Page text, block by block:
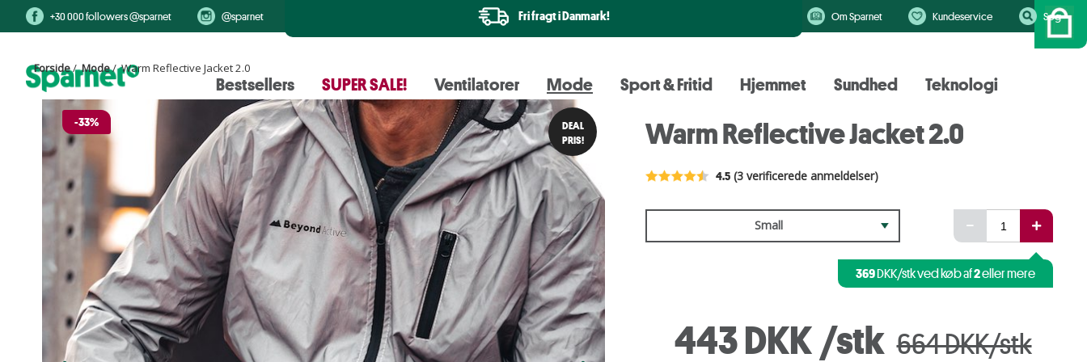
+30 000 followers @sparnet @sparnet Fri fragt i Danmark! Om Sparnet Kundeservice Søg
Bestsellers SUPER SALE! Ventilatorer Mode Sport & Fritid Hjemmet Sundhed Teknologi
Forside/Mode/ Warm Reflective Jacket 2.0
DEAL
PRIS!
Warm Reflective Jacket 2.0
4.5 (3 verificerede anmeldelser)
Small
369DKK/stk ved køb af2eller mere
443 DKK/stk
-33%
664 DKK/stk